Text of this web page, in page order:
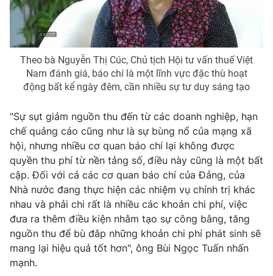
Theo bà Nguyễn Thị Cúc, Chủ tịch Hội tư vấn thuế Việt
Nam đánh giá, báo chí là một lĩnh vực đặc thù hoạt
động bất kể ngày đêm, cần nhiều sự tư duy sáng tạo
"Sự sụt giảm nguồn thu đến từ các doanh nghiệp, hạn
chế quảng cáo cũng như là sự bùng nổ của mạng xã
hội, nhưng nhiều cơ quan báo chí lại không được
quyền thu phí từ nền tảng số, điều này cũng là một bất
cập. Đối với cả các cơ quan báo chí của Đảng, của
Nhà nước đang thực hiện các nhiệm vụ chính trị khác
nhau và phải chi rất là nhiều các khoản chi phí, việc
đưa ra thêm điều kiện nhằm tạo sự công bằng, tăng
nguồn thu để bù đắp những khoản chi phí phát sinh sẽ
mang lại hiệu quả tốt hơn", ông Bùi Ngọc Tuấn nhấn
mạnh.